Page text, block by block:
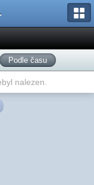
Podle času
nalezen.